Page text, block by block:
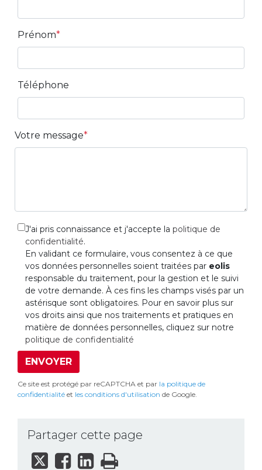
Prénom
Téléphone
Votre message
J'ai pris connaissance et j'accepte la politique de
confidentialité.
En validant ce formulaire, vous consentez à ce que
vos données personnelles soient traitées par eolis
responsable du traitement, pour la gestion et le suivi
de votre demande. À ces fins les champs visés par un
astérisque sont obligatoires. Pour en savoir plus sur
vos droits ainsi que nos traitements et pratiques en
matière de données personnelles, cliquez sur notre
politique de confidentialité
ENVOYER
Ce site est protégé par reCAPTCHA et par la politique de
confidentialité et les conditions d'utilisation de Google.
Partager cette page